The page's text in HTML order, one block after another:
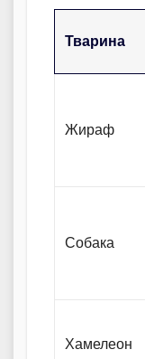
Тварина
Жираф
Собака
Хамелеон